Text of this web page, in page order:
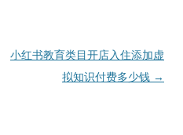
小红书教育类目开店入住添加虚
拟知识付费多少钱 →